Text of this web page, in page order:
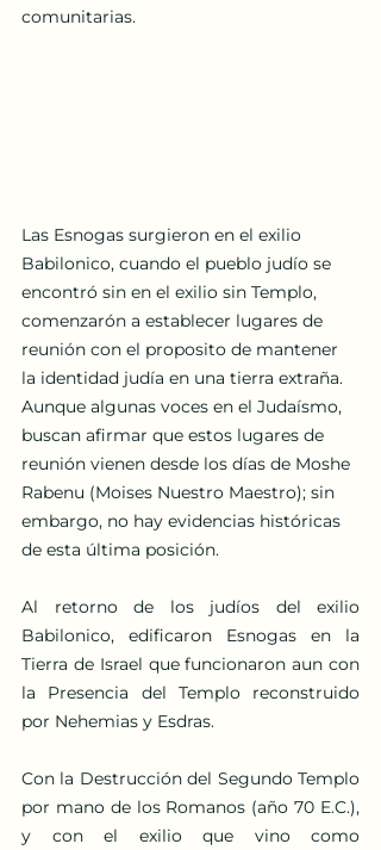
comunitarias.
Las Esnogas surgieron en el exilio
Babilonico, cuando el pueblo judío se
encontró sin en el exilio sin Templo,
comenzarón a establecer lugares de
reunión con el proposito de mantener
la identidad judía en una tierra extraña.
Aunque algunas voces en el Judaísmo,
buscan afirmar que estos lugares de
reunión vienen desde los días de Moshe
Rabenu (Moises Nuestro Maestro); sin
embargo, no hay evidencias históricas
de esta última posición.
Al retorno de los judíos del exilio
Babilonico, edificaron Esnogas en la
Tierra de Israel que funcionaron aun con
la Presencia del Templo reconstruido
por Nehemias y Esdras.
Con la Destrucción del Segundo Templo
por mano de los Romanos (año 70 E.C.),
y con el exilio que vino como